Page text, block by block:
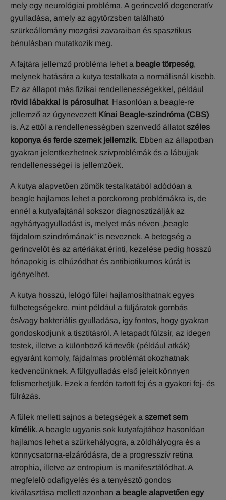
mely egy neurológiai probléma. A gerincvelő degeneratív
gyulladása, amely az agytörzsben található
szürkeállomány mozgási zavaraiban és spasztikus
bénulásban mutatkozik meg.
A fajtára jellemző probléma lehet a beagle törpeség,
melynek hatására a kutya testalkata a normálisnál kisebb.
Ez az állapot más fizikai rendellenességekkel, például
rövid lábakkal is párosulhat. Hasonlóan a beagle-re
jellemző az úgynevezett Kínai Beagle-szindróma (CBS)
is. Az ettől a rendellenességben szenvedő állatot széles
koponya és ferde szemek jellemzik. Ebben az állapotban
gyakran jelentkezhetnek szívproblémák és a lábujjak
rendellenességei is jellemzőek.
A kutya alapvetően zömök testalkatából adódóan a
beagle hajlamos lehet a porckorong problémákra is, de
ennél a kutyafajtánál sokszor diagnosztizálják az
agyhártyagyulladást is, melyet más néven „beagle
fájdalom szindrómának” is neveznek. A betegség a
gerincvelőt és az artériákat érinti, kezelése pedig hosszú
hónapokig is elhúzódhat és antibiotikumos kúrát is
igényelhet.
A kutya hosszú, lelógó fülei hajlamosíthatnak egyes
fülbetegségekre, mint például a füljáratok gombás
és/vagy bakteriális gyulladása, így fontos, hogy gyakran
gondoskodjunk a tisztításról. A letapadt fülzsír, az idegen
testek, illetve a különböző kártevők (például atkák)
egyaránt komoly, fájdalmas problémát okozhatnak
kedvencünknek. A fülgyulladás első jeleit könnyen
felismerhetjük. Ezek a ferdén tartott fej és a gyakori fej- és
fülrázás.
A fülek mellett sajnos a betegségek a szemet sem
kímélik. A beagle ugyanis sok kutyafajtához hasonlóan
hajlamos lehet a szürkehályogra, a zöldhályogra és a
könnycsatorna-elzáródásra, de a progresszív retina
atrophia, illetve az entropium is manifesztálódhat. A
megfelelő odafigyelés és a tenyésztő gondos
kiválasztása mellett azonban a beagle alapvetően egy